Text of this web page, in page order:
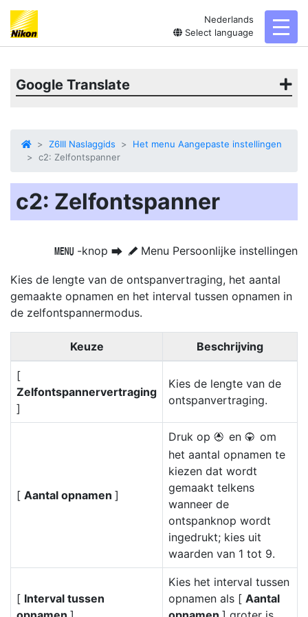
Nederlands
Select language
Google Translate
Z6III Naslaggids
Het menu Aangepaste instellingen
c2: Zelfontspanner
c2: Zelfontspanner
G -knop U A Menu Persoonlijke instellingen
Kies de lengte van de ontspanvertraging, het aantal
gemaakte opnamen en het interval tussen opnamen in
de zelfontspannermodus.
Keuze Beschrijving
[
Zelfontspannervertraging
]
Kies de lengte van de
ontspanvertraging.
[ Aantal opnamen ]
Druk op 1 en 3 om
het aantal opnamen te
kiezen dat wordt
gemaakt telkens
wanneer de
ontspanknop wordt
ingedrukt; kies uit
waarden van 1 tot 9.
[ Interval tussen
Kies het interval tussen
opnamen als [ Aantal